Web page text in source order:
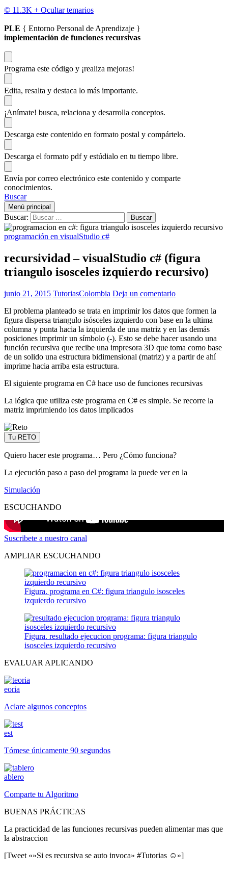
© 11.3K + Ocultar temarios
PLE { Entorno Personal de Aprendizaje }
implementación de funciones recursivas
Programa este código y ¡realiza mejoras!
Edita, resalta y destaca lo más importante.
¡Anímate! busca, relaciona y desarrolla conceptos.
Descarga este contenido en formato postal y compártelo.
Descarga el formato pdf y estúdialo en tu tiempo libre.
Envía por correo electrónico este contenido y comparte
conocimientos.
Buscar
Menú principal
Buscar:
programación en visualStudio c#
recursividad – visualStudio c# (figura
triangulo isosceles izquierdo recursivo)
junio 21, 2015 TutoriasColombia Deja un comentario
El problema planteado se trata en imprimir los datos que formen la
figura dispersa triangulo isósceles izquierdo con base en la ultima
columna y punta hacia la izquierda de una matriz y en las demás
posiciones imprimir un símbolo (-). Esto se debe hacer usando una
función recursiva que recibe una impresora 3D que toma como base
de un solido una estructura bidimensional (matriz) y a partir de ahí
imprime hacia arriba esta estructura.
El siguiente programa en C# hace uso de funciones recursivas
La lógica que utiliza este programa en C# es simple. Se recorre la
matriz imprimiendo los datos implicados
Tu RETO
Quiero hacer este programa… Pero ¿Cómo funciona?
La ejecución paso a paso del programa la puede ver en la
Simulación
ESCUCHANDO
Suscribete a nuestro canal
AMPLIAR ESCUCHANDO
Figura. programa en C#: figura triangulo isosceles
izquierdo recursivo
Figura. resultado ejecucion programa: figura triangulo
isosceles izquierdo recursivo
EVALUAR APLICANDO
eoria
Aclare algunos conceptos
est
Tómese únicamente 90 segundos
ablero
Comparte tu Algoritmo
BUENAS PRÁCTICAS
La practicidad de las funciones recursivas pueden alimentar mas que
la abstraccion
[Tweet «»Si es recursiva se auto invoca» #Tutorias ☺»]